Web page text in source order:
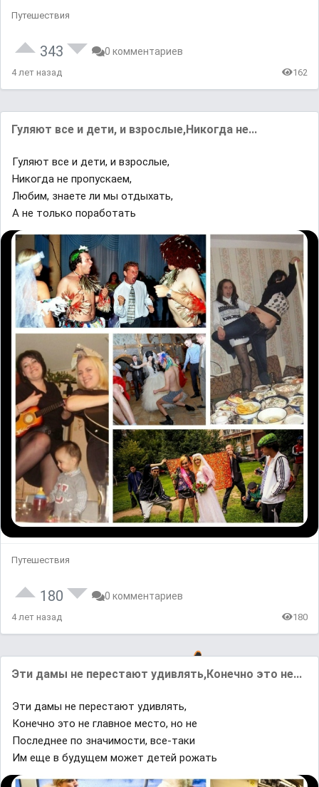
Путешествия
343 0 комментариев
4 лет назад 162
Гуляют все и дети, и взрослые,Никогда не...
Гуляют все и дети, и взрослые,
Никогда не пропускаем,
Любим, знаете ли мы отдыхать,
А не только поработать
Путешествия
180 0 комментариев
4 лет назад 180
Эти дамы не перестают удивлять,Конечно это не...
Эти дамы не перестают удивлять,
Конечно это не главное место, но не
Последнее по значимости, все-таки
Им еще в будущем может детей рожать